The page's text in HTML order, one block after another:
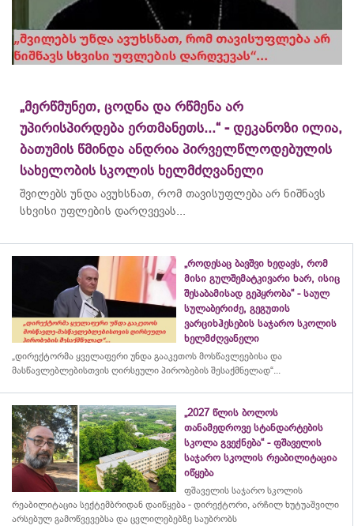
„მერწმუნეთ, ცოდნა და რწმენა არ
უპირისპირდება ერთმანეთს...“ - დეკანოზი ილია,
ბათუმის წმინდა ანდრია პირველწლოდებულის
სახელობის სკოლის ხელმძღვანელი
შვილებს უნდა ავუხსნათ, რომ თავისუფლება არ ნიშნავს
სხვისი უფლების დარღვევას...
„როდესაც ბავშვი ხედავს, რომ
მისი გულშემატკივარი ხარ, ისიც
შესაბამისად გეპყრობა“ - საულ
სულაბერიძე, გეგუთის
ვარციხჰესების საჯარო სკოლის
ხელმძღვანელი
„დირექტორმა ყველაფერი უნდა გააკეთოს მოსწავლეებისა და
მასწავლებლებისთვის ღირსეული პირობების შესაქმნელად“...
„2027 წლის ბოლოს
თანამედროვე სტანდარტების
სკოლა გვექნება“ - ფშაველის
საჯარო სკოლის რეაბილიტაცია
იწყება
ფშაველის საჯარო სკოლის
რეაბილიტაცია სექტემბრიდან დაიწყება - დირექტორი, არჩილ ხუტუაშვილი
არსებულ გამოწვევებსა და ცვლილებებზე საუბრობს